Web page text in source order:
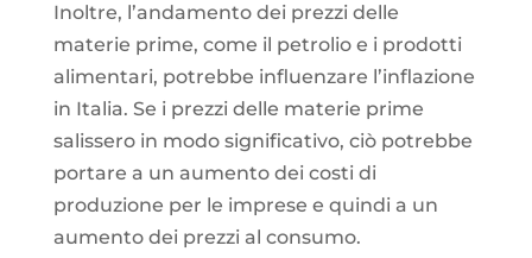
Inoltre, l’andamento dei prezzi delle
materie prime, come il petrolio e i prodotti
alimentari, potrebbe influenzare l’inflazione
in Italia. Se i prezzi delle materie prime
salissero in modo significativo, ciò potrebbe
portare a un aumento dei costi di
produzione per le imprese e quindi a un
aumento dei prezzi al consumo.